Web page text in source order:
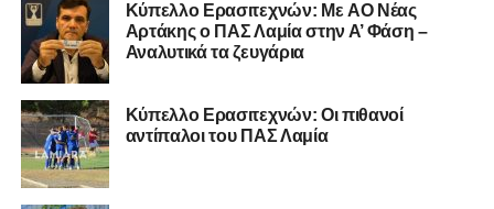
Kύπελλο Ερασιτεχνών: Με AO Nέας
Αρτάκης ο ΠΑΣ Λαμία στην Α’ Φάση –
Αναλυτικά τα ζευγάρια
Κύπελλο Ερασιτεχνών: Οι πιθανοί
αντίπαλοι του ΠΑΣ Λαμία